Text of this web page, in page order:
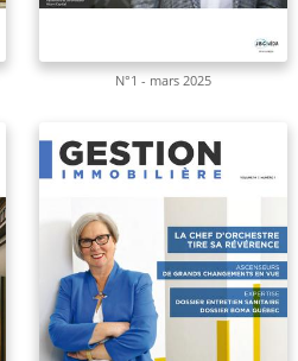
N°1 - mars 2025